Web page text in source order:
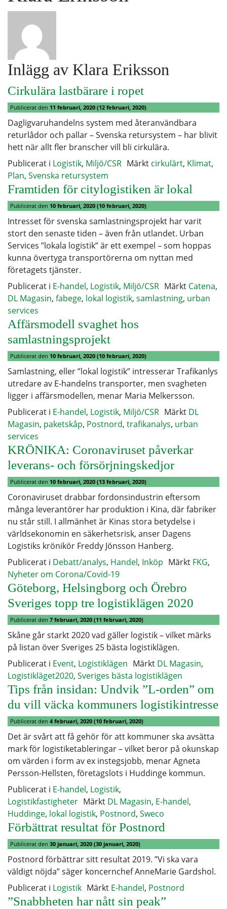
Inlägg av Klara Eriksson
Cirkulära lastbärare i ropet
Publicerat den 11 februari, 2020 (12 februari, 2020)
Dagligvaruhandelns system med återanvändbara
returlådor och pallar – Svenska retursystem – har blivit
hett när allt fler branscher vill bli cirkulära.
Publicerat i Logistik, Miljö/CSR Märkt cirkulärt, Klimat,
Plan, Svenska retursystem
Framtiden för citylogistiken är lokal
Publicerat den 10 februari, 2020 (10 februari, 2020)
Intresset för svenska samlastningsprojekt har varit
stort den senaste tiden – även från utlandet. Urban
Services ”lokala logistik” är ett exempel – som hoppas
kunna övertyga transportörerna om nyttan med
företagets tjänster.
Publicerat i E-handel, Logistik, Miljö/CSR Märkt Catena,
DL Magasin, fabege, lokal logistik, samlastning, urban
services
Affärsmodell svaghet hos
samlastningsprojekt
Publicerat den 10 februari, 2020 (10 februari, 2020)
Samlastning, eller ”lokal logistik” intresserar Trafikanlys
utredare av E-handelns transporter, men svagheten
ligger i affärsmodellen, menar Maria Melkersson.
Publicerat i E-handel, Logistik, Miljö/CSR Märkt DL
Magasin, paketskåp, Postnord, trafikanalys, urban
services
KRÖNIKA: Coronaviruset påverkar
leverans- och försörjningskedjor
Publicerat den 10 februari, 2020 (13 februari, 2020)
Coronaviruset drabbar fordonsindustrin eftersom
många leverantörer har produktion i Kina, där fabriker
nu står still. I allmänhet är Kinas stora betydelse i
världsekonomin en säkerhetsrisk, anser Dagens
Logistiks krönikör Freddy Jönsson Hanberg.
Publicerat i Debatt/analys, Handel, Inköp Märkt FKG,
Nyheter om Corona/Covid-19
Göteborg, Helsingborg och Örebro
Sveriges topp tre logistiklägen 2020
Publicerat den 7 februari, 2020 (11 februari, 2020)
Skåne går starkt 2020 vad gäller logistik – vilket märks
på listan över Sveriges 25 bästa logistiklägen.
Publicerat i Event, Logistiklägen Märkt DL Magasin,
Logistikläget2020, Sveriges bästa logistiklägen
Tips från insidan: Undvik ”L-orden” om
du vill väcka kommuners logistikintresse
Publicerat den 4 februari, 2020 (10 februari, 2020)
Det är svårt att få gehör för att kommuner ska avsätta
mark för logistiketableringar – vilket beror på okunskap
om värden i form av ex instegsjobb, menar Agneta
Persson-Hellsten, företagslots i Huddinge kommun.
Publicerat i E-handel, Logistik,
Logistikfastigheter Märkt DL Magasin, E-handel,
Huddinge, lokal logistik, Postnord, Sweco
Förbättrat resultat för Postnord
Publicerat den 30 januari, 2020 (30 januari, 2020)
Postnord förbättrar sitt resultat 2019. ”Vi ska vara
väldigt nöjda” säger koncernchef AnneMarie Gardshol.
Publicerat i Logistik Märkt E-handel, Postnord
”Snabbheten har nått sin peak”